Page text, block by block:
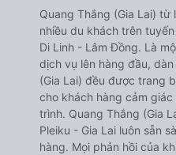
Quang Thắng (Gia Lai)
nhiều du khách trên
Di Linh - Lâm Đồng. Là
dịch vụ lên hàng đầu,
(Gia Lai) đều được trang
cho khách hàng cảm
trình. Quang Thắng (Gia
Pleiku - Gia Lai luôn sẵn
hàng. Mọi phản hồi của